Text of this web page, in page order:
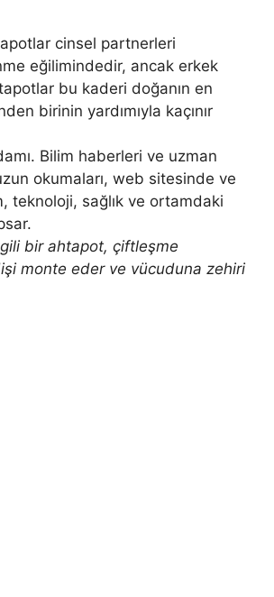
cinsel partnerleri
eğilimindedir, ancak erkek
bu kaderi doğanın en
birinin yardımıyla kaçınır
bir ahtapot, çiftleşme
monte eder ve vücuduna zehiri